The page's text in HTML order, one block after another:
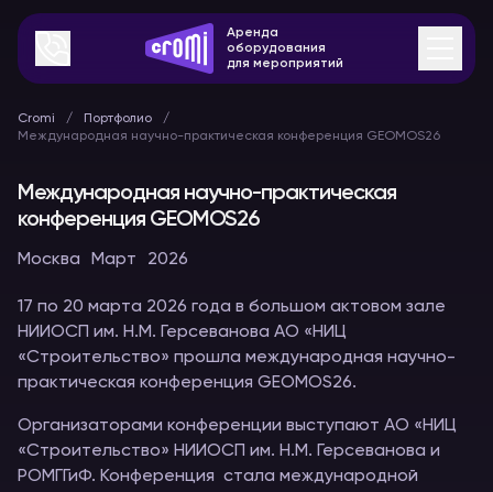
Аренда
оборудования
для мероприятий
Cromi
Портфолио
Международная научно-практическая конференция GEOMOS26
Международная научно-практическая
конференция GEOMOS26
Москва Март 2026
17 по 20 марта 2026 года в большом актовом зале
НИИОСП им. Н.М. Герсеванова АО «НИЦ
«Строительство» прошла международная научно-
практическая конференция GEOMOS26.
Организаторами конференции выступают АО «НИЦ
«Строительство» НИИОСП им. Н.М. Герсеванова и
РОМГГиФ. Конференция стала международной